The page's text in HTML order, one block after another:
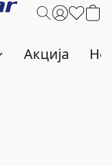
Акција